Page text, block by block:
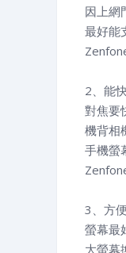
因上網
最好能
2、能
對焦要
機背相
手機螢
3、方
螢幕最
大螢幕